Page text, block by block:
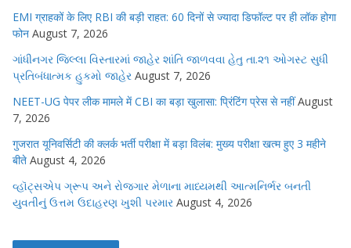
EMI ग्राहकों के लिए RBI की बड़ी राहत: 60 दिनों से ज्यादा डिफॉल्ट पर ही लॉक होगा
फोन August 7, 2026
ગાંધીનગર જિલ્લા વિસ્તારમાં જાહેર શાંતિ જાળવવા હેતુ તા.૨૧ ઓગસ્ટ સુધી
પ્રતિબંધાત્મક હુકમો જાહેર August 7, 2026
NEET-UG पेपर लीक मामले में CBI का बड़ा खुलासा: प्रिंटिंग प्रेस से नहीं August
7, 2026
गुजरात यूनिवर्सिटी की क्लर्क भर्ती परीक्षा में बड़ा विलंब: मुख्य परीक्षा खत्म हुए 3 महीने
बीते August 4, 2026
વ્હૉટ્સએપ ગ્રૂપ અને રોજગાર મેળાના માધ્યમથી આત્મનિર્ભર બનતી
યુવતીનું ઉત્તમ ઉદાહરણ ખુશી પરમાર August 4, 2026